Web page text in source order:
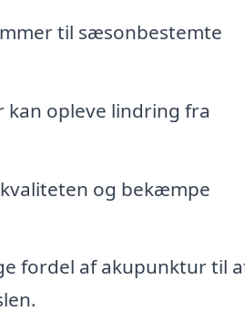
til sæsonbestemte
kan opleve lindring fra
og bekæmpe
fordel af akupunktur til